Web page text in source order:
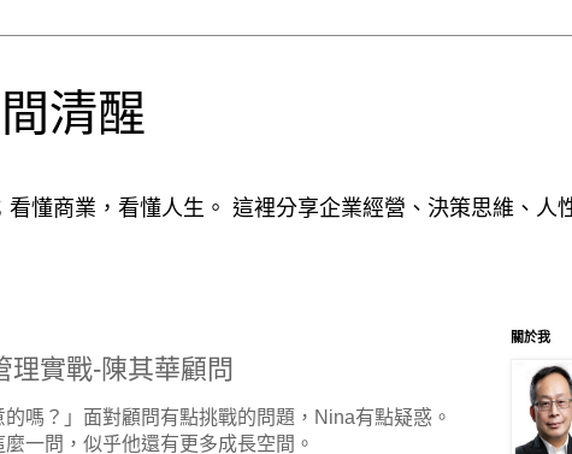
清醒
懂商業，看懂人生。 這裡分享企業經營、決策思維、人
理實戰-陳其華顧問
嗎？」面對顧問有點挑戰的問題，Nina有點疑惑。
一問，似乎他還有更多成長空間。
關於我